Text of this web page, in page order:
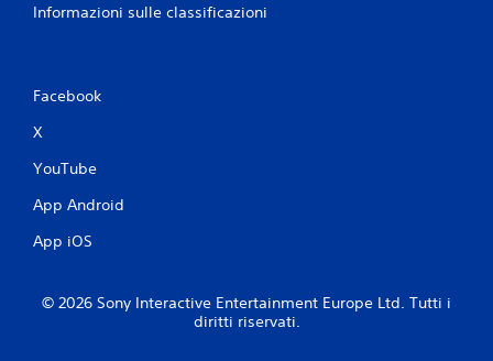
Informazioni sulle classificazioni
Facebook
X
YouTube
App Android
App iOS
© 2026 Sony Interactive Entertainment Europe Ltd. Tutti i
diritti riservati.